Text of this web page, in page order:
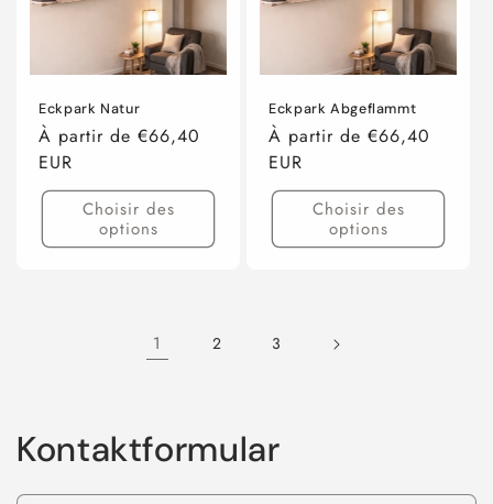
Natur
/
30
30cm
/
/
Abgeflammt
/
30
30cm
/
100
/
Eckpark Natur
Prix
habituel
À partir de €66,40
EUR
Choisir des
options
Eckpark Abgeflammt
Prix
habituel
À partir de €66,40
EUR
Choisir des
options
1 2 3
Kontaktformular